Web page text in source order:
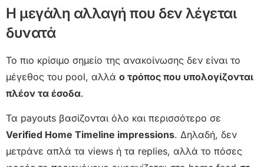
Η μεγάλη αλλαγή που δεν λέγεται
δυνατά
Το πιο κρίσιμο σημείο της ανακοίνωσης δεν είναι το
μέγεθος του pool, αλλά ο τρόπος που υπολογίζονται
πλέον τα έσοδα.
Τα payouts βασίζονται όλο και περισσότερο σε
Verified Home Timeline impressions. Δηλαδή, δεν
μετράνε απλά τα views ή τα replies, αλλά το πόσες